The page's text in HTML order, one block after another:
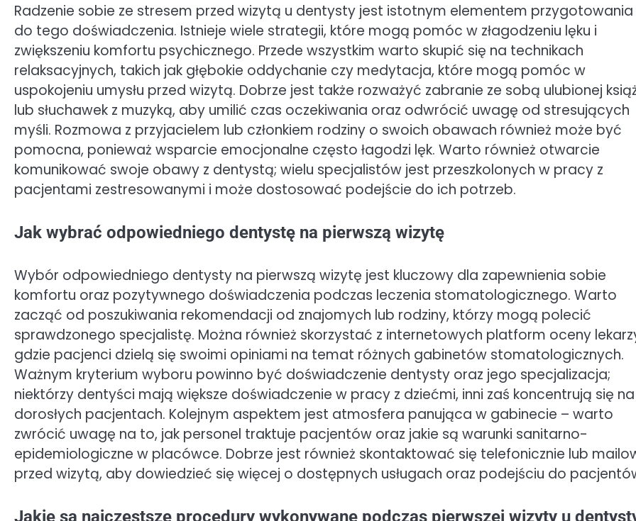
Radzenie sobie ze stresem przed wizytą u dentysty jest istotnym elementem przygotowania
do tego doświadczenia. Istnieje wiele strategii, które mogą pomóc w złagodzeniu lęku i
zwiększeniu komfortu psychicznego. Przede wszystkim warto skupić się na technikach
relaksacyjnych, takich jak głębokie oddychanie czy medytacja, które mogą pomóc w
uspokojeniu umysłu przed wizytą. Dobrze jest także rozważyć zabranie ze sobą ulubionej
lub słuchawek z muzyką, aby umilić czas oczekiwania oraz odwrócić uwagę od stresujących
myśli. Rozmowa z przyjacielem lub członkiem rodziny o swoich obawach również może być
pomocna, ponieważ wsparcie emocjonalne często łagodzi lęk. Warto również otwarcie
komunikować swoje obawy z dentystą; wielu specjalistów jest przeszkolonych w pracy z
pacjentami zestresowanymi i może dostosować podejście do ich potrzeb.
Jak wybrać odpowiedniego dentystę na pierwszą wizytę
Wybór odpowiedniego dentysty na pierwszą wizytę jest kluczowy dla zapewnienia sobie
komfortu oraz pozytywnego doświadczenia podczas leczenia stomatologicznego. Warto
zacząć od poszukiwania rekomendacji od znajomych lub rodziny, którzy mogą polecić
sprawdzonego specjalistę. Można również skorzystać z internetowych platform oceny
gdzie pacjenci dzielą się swoimi opiniami na temat różnych gabinetów stomatologicznych.
Ważnym kryterium wyboru powinno być doświadczenie dentysty oraz jego specjalizacja;
niektórzy dentyści mają większe doświadczenie w pracy z dziećmi, inni zaś koncentrują się na
dorosłych pacjentach. Kolejnym aspektem jest atmosfera panująca w gabinecie – warto
zwrócić uwagę na to, jak personel traktuje pacjentów oraz jakie są warunki sanitarno-
epidemiologiczne w placówce. Dobrze jest również skontaktować się telefonicznie lub
przed wizytą, aby dowiedzieć się więcej o dostępnych usługach oraz podejściu do
Jakie są najczęstsze procedury wykonywane podczas pierwszej wizyty u